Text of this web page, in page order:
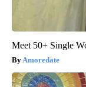
Meet 50+ Single
Amoredate